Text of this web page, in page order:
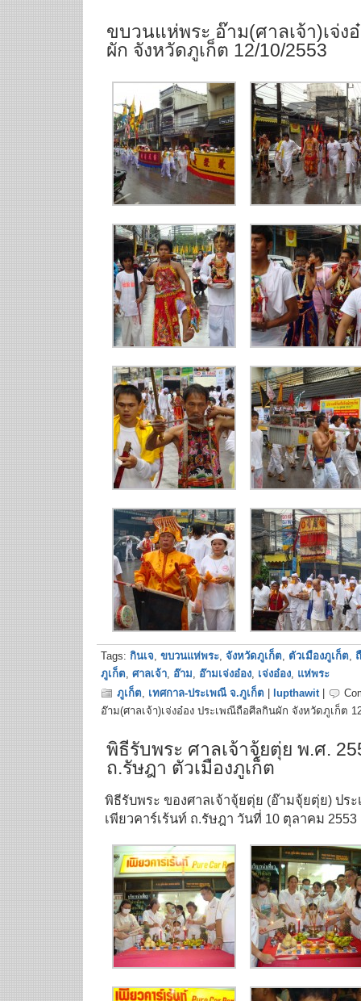
ขบวนแห่พระ อ๊าม(ศาลเจ้า)เจ่
ผัก จังหวัดภูเก็ต 12/10/2553
Tags: กินเจ, ขบวนแห่พระ, จังหวัดภูเก็ต, ตัวเมืองภูเก็ต,
ภูเก็ต, ศาลเจ้า, อ๊าม, อ๊ามเจ่งอ๋อง, เจ่งอ๋อง, แห่พระ
ภูเก็ต, เทศกาล-ประเพณี จ.ภูเก็ต lupthawit|
อ๊าม(ศาลเจ้า)เจ่งอ๋อง ประเพณีถือศีลกินผัก จังหวัดภูเก็ต
พิธีรับพระ ศาลเจ้าจุ้ยตุ่ย พ.ศ.
ถ.รัษฎา ตัวเมืองภูเก็ต
พิธีรับพระ ของศาลเจ้าจุ้ยตุ่ย (อ๊ามจุ้ยตุ่ย) ปร
เพียวคาร์เร้นท์ ถ.รัษฎา วันที่ 10 ตุลาคม 2553